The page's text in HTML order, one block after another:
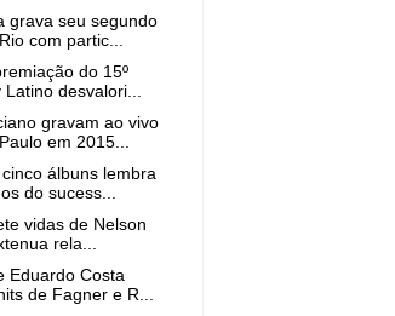
grava seu segundo
com partic...
do 15º
desvalori...
gravam ao vivo
em 2015...
álbuns lembra
do sucess...
vidas de Nelson
rela...
Eduardo Costa
de Fagner e R...